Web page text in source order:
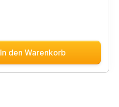
In den Warenkorb